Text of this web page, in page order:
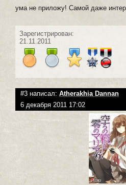
ума не приложу! Самой даже
Зарегистрирован:
21.11.2011
#3 написал: Atherakhia Dannan
6 декабря 2011 17:02